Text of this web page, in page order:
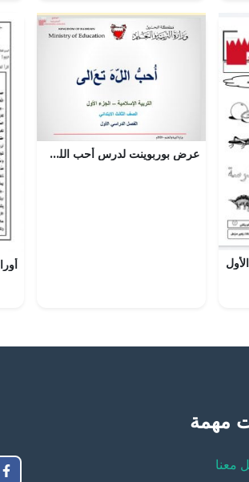
عرض بوربوينت لدرس أحب الله تعالى
مهمة
معنا